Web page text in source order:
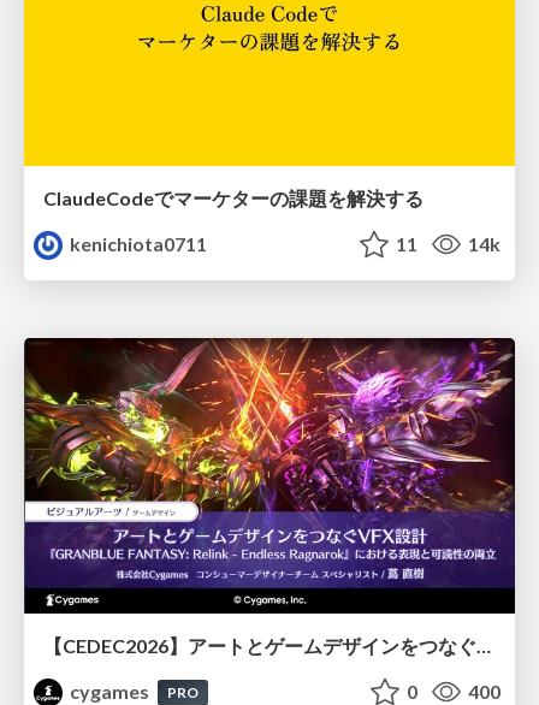
ClaudeCodeでマーケターの課題を解決する
kenichiota0711
11 14k
【CEDEC2026】アートとゲームデザインをつなぐVFX設計『GRANBLUE FANTASY: Relink - Endless Ragnarok』における表現と可読性の両立
cygames
PRO 0 400